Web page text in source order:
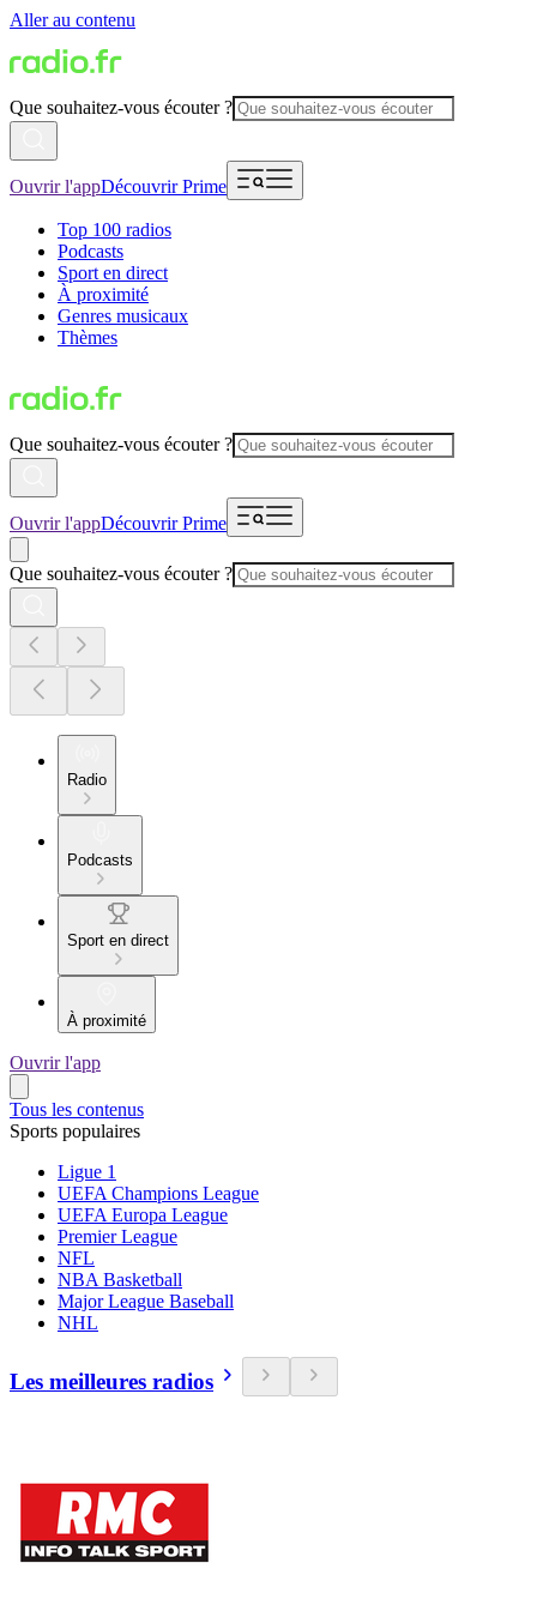
Aller au contenu
Que souhaitez-vous écouter ?
Ouvrir l'appDécouvrir Prime
Top 100 radios
Podcasts
Sport en direct
À proximité
Genres musicaux
Thèmes
Que souhaitez-vous écouter ?
Ouvrir l'appDécouvrir Prime
Que souhaitez-vous écouter ?
Radio
Podcasts
Sport en direct
À proximité
Ouvrir l'app
Tous les contenus
Sports populaires
Ligue 1
UEFA Champions League
UEFA Europa League
Premier League
NFL
NBA Basketball
Major League Baseball
NHL
Les meilleures radios